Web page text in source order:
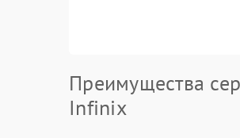
Преимущества
Infinix